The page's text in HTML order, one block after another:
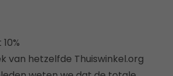
van hetzelfde Thuiswinkel.org